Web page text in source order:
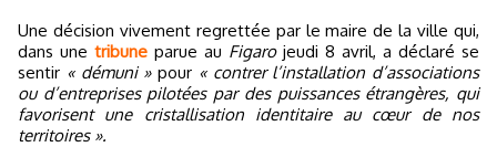
Une décision vivement regrettée par le maire de la ville qui,
dans une tribune parue au Figarojeudi 8 avril, a déclaré se
sentir « démuni »pour « contrer l’installation d’associations
ou d’entreprises pilotées par des puissances étrangères, qui
favorisent une cristallisation identitaire au cœur de nos
territoires ».